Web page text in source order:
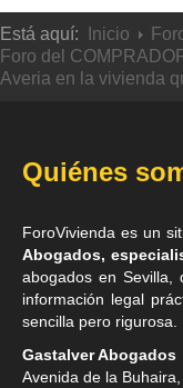
Está aquí: Inicio
Foro del
Averia en la vivienda
Quiénes
ForoVivienda es un
Abogados,
abogados en Sevilla
información legal
sencilla pero rigurosa.
Gastalver Abogados
Avenida de la